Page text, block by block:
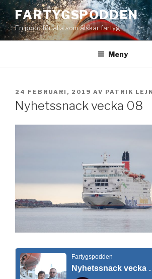
Hoppa
till
innehåll
FARTYGSPODDEN
En podd för alla som älskar fartyg
Meny
PUBLICERAT
24 FEBRUARI, 2019 AV PATRIK
Nyhetssnack vecka 08